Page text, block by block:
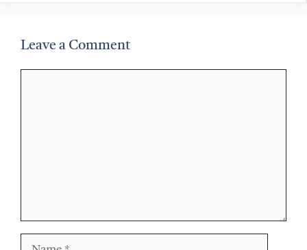
Leave a Comment